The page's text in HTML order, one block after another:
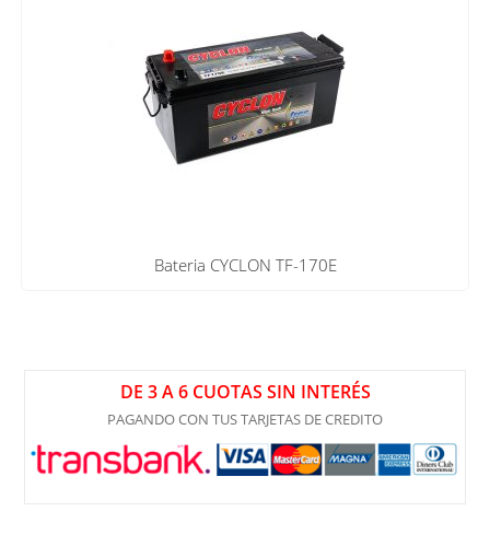
Bateria CYCLON TF-170E
DE 3 A 6 CUOTAS SIN INTERÉS
PAGANDO CON TUS TARJETAS DE CREDITO